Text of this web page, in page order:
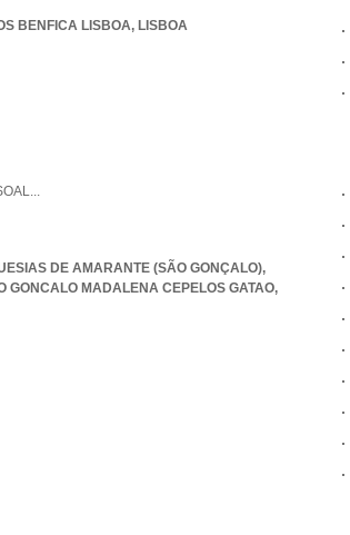
BENFICA LISBOA, LISBOA
...
DE AMARANTE (SÃO GONÇALO),
GONCALO MADALENA CEPELOS GATAO,